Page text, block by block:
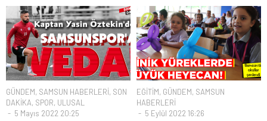
GÜNDEM, SAMSUN HABERLERİ, SON
DAKİKA, SPOR, ULUSAL
5 Mayıs 2022 20:25
EĞİTİM, GÜNDEM, SAMSUN
HABERLERİ
5 Eylül 2022 16:26